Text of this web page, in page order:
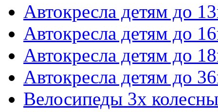
Автокресла детям до
Автокресла детям до
Автокресла детям до
Автокресла детям до
Велосипеды 3х